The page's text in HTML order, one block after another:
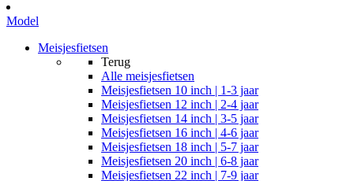
Model
Meisjesfietsen
Terug
Alle meisjesfietsen
Meisjesfietsen 10 inch | 1-3 jaar
Meisjesfietsen 12 inch | 2-4 jaar
Meisjesfietsen 14 inch | 3-5 jaar
Meisjesfietsen 16 inch | 4-6 jaar
Meisjesfietsen 18 inch | 5-7 jaar
Meisjesfietsen 20 inch | 6-8 jaar
Meisjesfietsen 22 inch | 7-9 jaar